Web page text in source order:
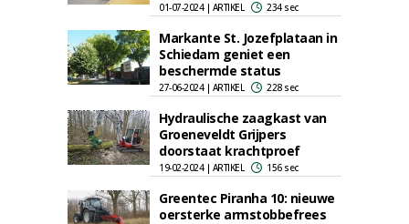
01-07-2024 | ARTIKEL 234 sec
Markante St. Jozefplataan in
Schiedam geniet een
beschermde status
27-06-2024 | ARTIKEL 228 sec
Hydraulische zaagkast van
Groeneveldt Grijpers
doorstaat krachtproef
19-02-2024 | ARTIKEL 156 sec
Greentec Piranha 10: nieuwe
oersterke armstobbefrees